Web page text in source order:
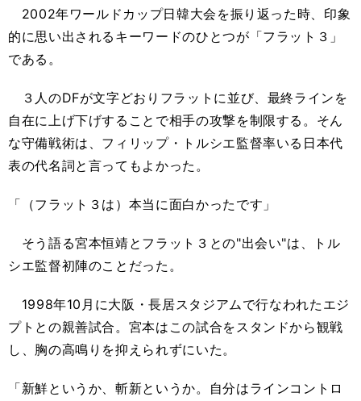
2002年ワールドカップ日韓大会を振り返った時、印象
的に思い出されるキーワードのひとつが「フラット３」
である。
３人のDFが文字どおりフラットに並び、最終ラインを
自在に上げ下げすることで相手の攻撃を制限する。そん
な守備戦術は、フィリップ・トルシエ監督率いる日本代
表の代名詞と言ってもよかった。
「（フラット３は）本当に面白かったです」
そう語る宮本恒靖とフラット３との"出会い"は、トル
シエ監督初陣のことだった。
1998年10月に大阪・長居スタジアムで行なわれたエジ
プトとの親善試合。宮本はこの試合をスタンドから観戦
し、胸の高鳴りを抑えられずにいた。
「新鮮というか、斬新というか。自分はラインコントロ